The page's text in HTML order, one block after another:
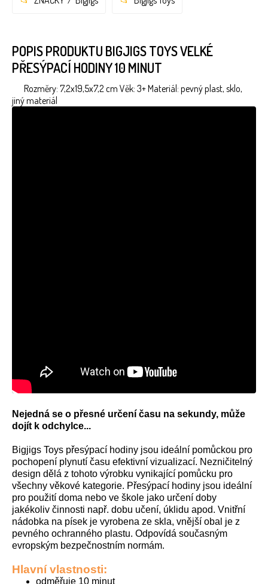
POPIS PRODUKTU BIGJIGS TOYS VELKÉ
PŘESÝPACÍ HODINY 10 MINUT
Rozměry: 7,2x19,5x7,2 cm Věk: 3+ Materiál: pevný plast, sklo,
jiný materiál
Nejedná se o přesné určení času na sekundy, může
dojít k odchylce...
Bigjigs Toys přesýpací hodiny jsou ideální pomůckou pro
pochopení plynutí času efektivní vizualizací. Nezničitelný
design dělá z tohoto výrobku vynikající pomůcku pro
všechny věkové kategorie. Přesýpací hodiny jsou ideální
pro použití doma nebo ve škole jako určení doby
jakékoliv činnosti např. dobu učení, úklidu apod. Vnitřní
nádobka na písek je vyrobena ze skla, vnější obal je z
pevného ochranného plastu. Odpovídá současným
evropským bezpečnostním normám.
Hlavní vlastnosti:
odměřuje 10 minut